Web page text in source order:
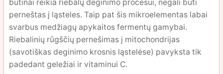
būtinai reikia riebalų deginimo procesui, negali būti
perneštas į ląsteles. Taip pat šis mikroelementas labai
svarbus medžiagų apykaitos fermentų gamybai.
Riebalinių rūgščių pernešimas į mitochondrijas
(savotiškas deginimo krosnis ląstelėse) pavyksta tik
padedant geležiai ir vitaminui C.